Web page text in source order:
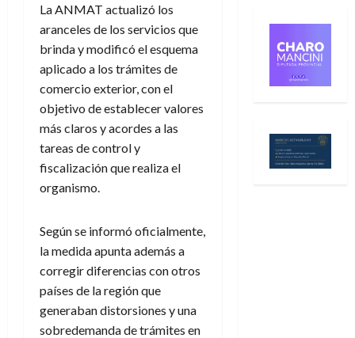
La ANMAT actualizó los
aranceles de los servicios que
brinda y modificó el esquema
aplicado a los trámites de
comercio exterior, con el
objetivo de establecer valores
más claros y acordes a las
tareas de control y
fiscalización que realiza el
organismo.
Según se informó oficialmente,
la medida apunta además a
corregir diferencias con otros
países de la región que
generaban distorsiones y una
sobredemanda de trámites en